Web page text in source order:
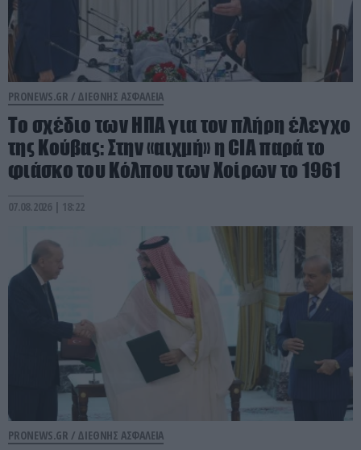
PRONEWS.GR / ΔΙΕΘΝΗΣ ΑΣΦΑΛΕΙΑ
To σχέδιο των ΗΠΑ για τον πλήρη έλεγχο
της Κούβας: Στην «αιχμή» η CIA παρά το
φιάσκο του Κόλπου των Χοίρων το 1961
07.08.2026 | 18:22
PRONEWS.GR / ΔΙΕΘΝΗΣ ΑΣΦΑΛΕΙΑ